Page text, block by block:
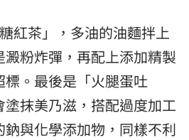
紅茶」，多油的油麵拌上
粉炸彈，再配上添加精製
。最後是「火腿蛋吐
抹美乃滋，搭配過度加工
與化學添加物，同樣不利